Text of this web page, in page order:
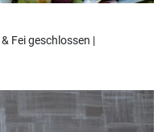
Fei geschlossen |